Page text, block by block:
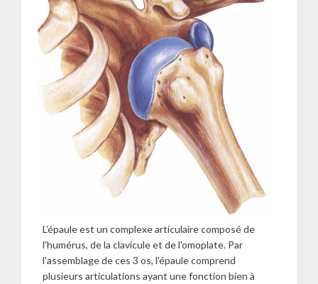
L’épaule est un complexe articulaire composé de
l'humérus, de la clavicule et de l'omoplate. Par
l'assemblage de ces 3 os, l'épaule comprend
plusieurs articulations ayant une fonction bien à